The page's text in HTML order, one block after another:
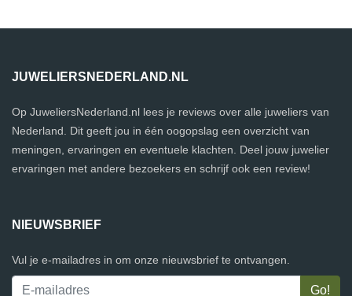
JUWELIERSNEDERLAND.NL
Op JuweliersNederland.nl lees je reviews over alle juweliers van
Nederland. Dit geeft jou in één oogopslag een overzicht van
meningen, ervaringen en eventuele klachten. Deel jouw juwelier
ervaringen met andere bezoekers en schrijf ook een review!
NIEUWSBRIEF
Vul je e-mailadres in om onze nieuwsbrief te ontvangen.